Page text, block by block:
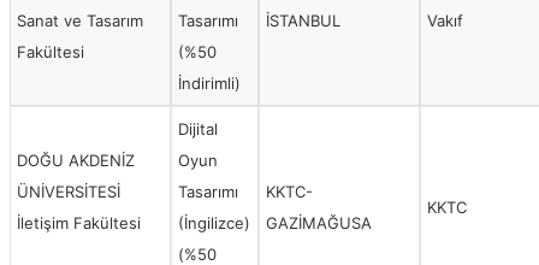
Sanat ve Tasarım
Fakültesi
Tasarımı
(%50
İndirimli)
İSTANBUL Vakıf
DOĞU AKDENİZ
ÜNİVERSİTESİ
İletişim Fakültesi
Dijital
Oyun
Tasarımı
(İngilizce)
(%50
KKTC-
GAZİMAĞUSA
KKTC